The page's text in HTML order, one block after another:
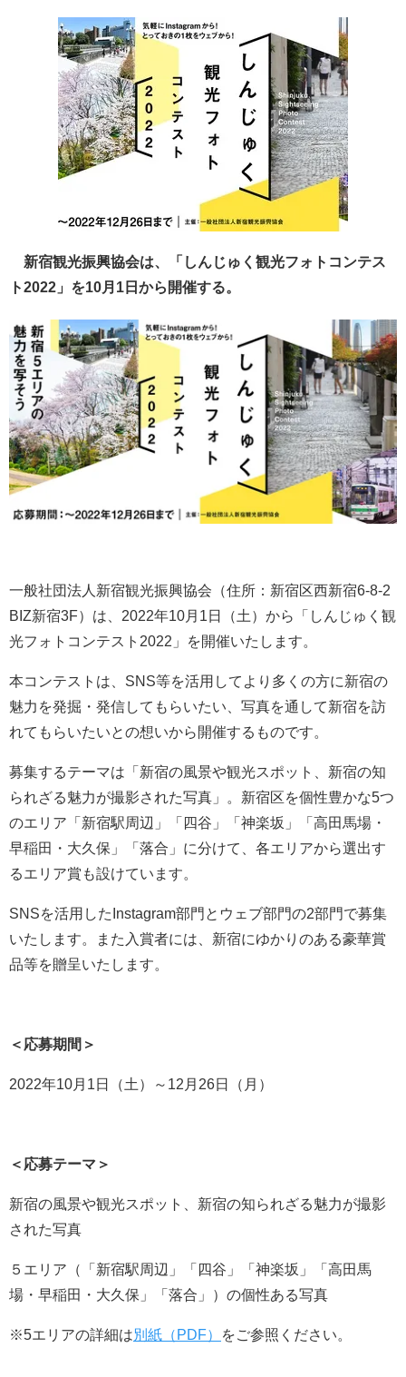
新宿観光振興協会は、「しんじゅく観光フォトコンテス
ト2022」を10月1日から開催する。
一般社団法人新宿観光振興協会（住所：新宿区西新宿6-8-2
BIZ新宿3F）は、2022年10月1日（土）から「しんじゅく観
光フォトコンテスト2022」を開催いたします。
本コンテストは、SNS等を活用してより多くの方に新宿の
魅力を発掘・発信してもらいたい、写真を通して新宿を訪
れてもらいたいとの想いから開催するものです。
募集するテーマは「新宿の風景や観光スポット、新宿の知
られざる魅力が撮影された写真」。新宿区を個性豊かな5つ
のエリア「新宿駅周辺」「四谷」「神楽坂」「高田馬場・
早稲田・大久保」「落合」に分けて、各エリアから選出す
るエリア賞も設けています。
SNSを活用したInstagram部門とウェブ部門の2部門で募集
いたします。また入賞者には、新宿にゆかりのある豪華賞
品等を贈呈いたします。
＜応募期間＞
2022年10月1日（土）～12月26日（月）
＜応募テーマ＞
新宿の風景や観光スポット、新宿の知られざる魅力が撮影
された写真
５エリア（「新宿駅周辺」「四谷」「神楽坂」「高田馬
場・早稲田・大久保」「落合」）の個性ある写真
※5エリアの詳細は別紙（PDF） をご参照ください。